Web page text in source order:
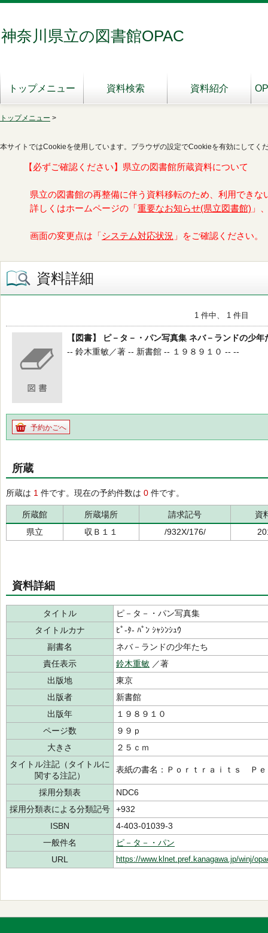
神奈川県立の図書館OPAC
トップメニュー 資料検索 資料紹介
トップメニュー >
本サイトではCookieを使用しています。ブラウザの設定でCookieを有効にしてく
【必ずご確認ください】県立の図書館所蔵資料について
県立の図書館の再整備に伴う資料移転のため、利用できな
詳しくはホームページの「 重要なお知らせ(県立図書館) 」
画面の変更点は「 システム対応状況 」をご確認ください。
資料詳細
1 件中、 1 件目
【図書】 ピ－タ－・パン写真集 ネバ－ランドの少年
-- 鈴木重敏／著 -- 新書館 -- １９８９１０ -- --
予約かごへ
所蔵
所蔵は 1 件です。現在の予約件数は 0 件です。
所蔵館 所蔵場所 請求記号
資
県立
収Ｂ１１ /932X/176/
資料詳細
タイトル
ピ－タ－・パン写真集
タイトルカナ
ﾋﾟ-ﾀ- ﾊﾟﾝ ｼｬｼﾝｼｭｳ
副書名
ネバ－ランドの少年たち
責任表示
鈴木重敏 ／著
出版地
東京
出版者
新書館
出版年
１９８９１０
ページ数
９９ｐ
大きさ
２５ｃｍ
タイトル注記（タイトルに
関する注記）
表紙の書名：Ｐｏｒｔｒａｉｔｓ Ｐ
採用分類表
NDC6
採用分類表による分類記号
+932
ISBN
4-403-01039-3
一般件名
ピ－タ－・パン
URL
https://www.klnet.pref.kanagawa.jp/winj/